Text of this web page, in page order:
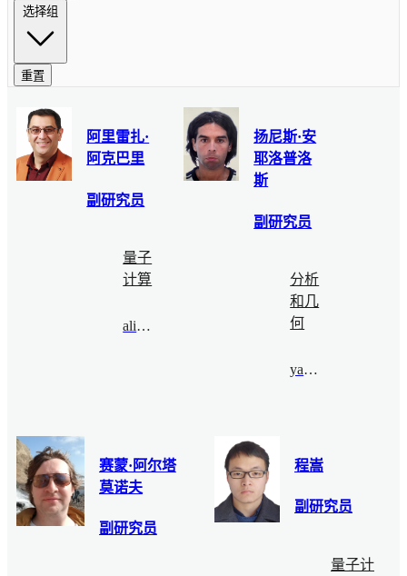
选择组
重置
阿里雷扎·
阿克巴里
副研究员
量子
计算
alireza@bimsa.cn
扬尼斯·安
耶洛普洛
斯
副研究员
分析
和几
何
yannis@bimsa.cn
赛蒙·阿尔塔
莫诺夫
副研究员
程嵩
副研究员
量子计